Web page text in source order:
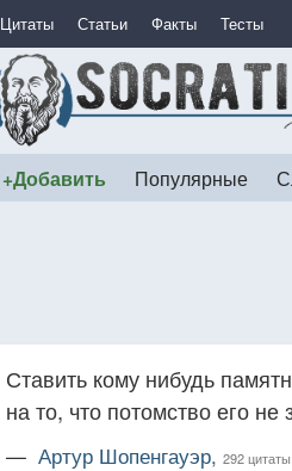
Цитаты Статьи Факты Тесты
+Добавить Популярные
Ставить кому нибудь
на то, что потомство его не
— Артур Шопенгауэр, 292 цитаты